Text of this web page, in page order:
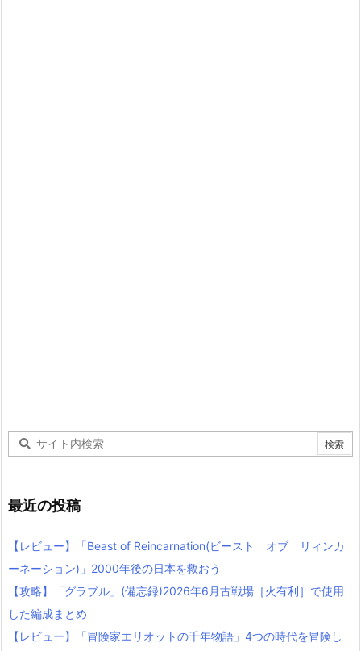
最近の投稿
【レビュー】「Beast of Reincarnation(ビースト オブ リィンカ
ーネーション)」2000年後の日本を救おう
【攻略】「グラブル」(備忘録)2026年6月古戦場［火有利］で使用
した編成まとめ
【レビュー】「冒険家エリオットの千年物語」4つの時代を冒険し